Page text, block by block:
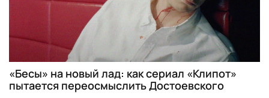
«Бесы» на новый лад: как сериал «Клипот»
пытается переосмыслить Достоевского